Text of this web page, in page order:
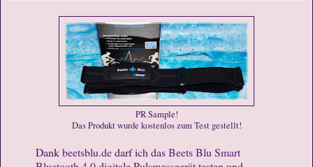
PR Sample!
Das Produkt wurde kostenlos zum Test gestellt!
Dankbeetsblu.dedarf ich dasBeets Blu Smart